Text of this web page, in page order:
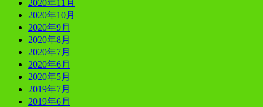
2020年11月
2020年10月
2020年9月
2020年8月
2020年7月
2020年6月
2020年5月
2019年7月
2019年6月